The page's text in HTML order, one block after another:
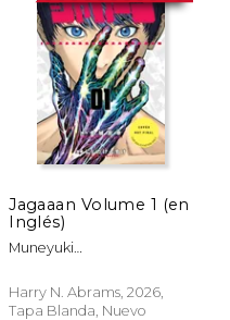
Jagaaan Volume 1 (en
Inglés)
Muneyuki
Nishida;Nube Consulting
Harry N. Abrams, 2026,
Tapa Blanda, Nuevo